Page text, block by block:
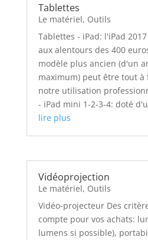
Tablettes
Le matériel, Outils
Tablettes - iPad: l'iPad
aux alentours des 400
modèle plus ancien (d'un
maximum) peut être tout
notre utilisation
- iPad mini 1-2-3-4: doté
lire plus
Vidéoprojection
Le matériel, Outils
Vidéo-projecteur Des
compte pour vos achats:
lumens si possible),